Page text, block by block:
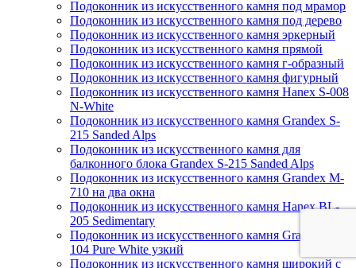
Подоконник из искусственного камня под мрамор
Подоконник из искусственного камня под дерево
Подоконник из искусственного камня эркерный
Подоконник из искусственного камня прямой
Подоконник из искусственного камня г-образный
Подоконник из искусственного камня фигурный
Подоконник из искусственного камня Hanex S-008
N-White
Подоконник из искусственного камня Grandex S-
215 Sanded Alps
Подоконник из искусственного камня для
балконного блока Grandex S-215 Sanded Alps
Подоконник из искусственного камня Grandex M-
710 на два окна
Подоконник из искусственного камня Hanex BL-
205 Sedimentary
Подоконник из искусственного камня Grandex P-
104 Pure White узкий
Подоконник из искусственного камня широкий с